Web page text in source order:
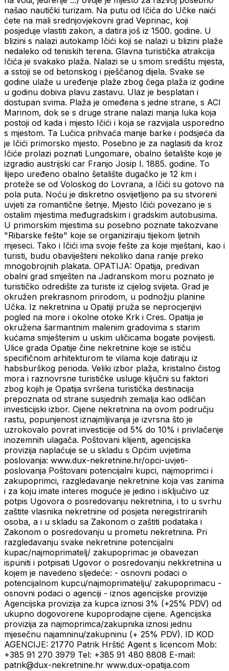
našao nautički turizam. Na putu od Ičića do Učke naići
ćete na mali srednjovjekovni grad Veprinac, koji
posjeduje vlastiti zakon, a datira još iz 1500. godine. U
blizini s nalazi autokamp Ičići koji se nalazi u blizini plaže
nedaleko od teniskih terena. Glavna turistička atrakcija
Ičića je svakako plaža. Nalazi se u smom središtu mjesta,
a sstoji se od betonskog i pješčanog dijela. Svake se
godine ulaže u uređenje plaže zbog čega plaža iz godine
u godinu dobiva plavu zastavu. Ulaz je besplatan i
dostupan svima. Plaža je omeđena s jedne strane, s ACI
Marinom, dok se s druge strane nalazi manja luka koja
postoji od kada i mjesto Ičići i koja se razvijala usporedno
s mjestom. Ta Lučica prihvaća manje barke i podsjeća da
je Ičići primorsko mjesto. Posebno je za naglasiti da kroz
Ičiće prolazi poznati Lungomare, obalno šetalište koje je
izgradio austrijski car Franjo Josip I. 1885. godine. To
lijepo uređeno obalno šetalište dugačko je 12 km i
proteže se od Voloskog do Lovrana, a Ičići su gotovo na
pola puta. Noću je diskretno osvijetljeno pa su stvoreni
uvjeti za romantične šetnje. Mjesto Ičići povezano je s
ostalim mjestima međugradskim i gradskim autobusima.
U primorskim mjestima su posebno poznate takozvane
"Ribarske fešte" koje se organiziraju tijekom ljetnih
mjeseci. Tako i Ičići ima svoje fešte za koje mještani, kao i
turisti, budu obaviješteni nekoliko dana ranije preko
mnogobrojnih plakata. OPATIJA: Opatija, predivan
obalni grad smješten na Jadranskom moru poznato je
turističko odredište za turiste iz cijelog svijeta. Grad je
okružen prekrasnom prirodom, u podnožju planine
Učka. Iz nekretnina u Opatiji pruža se neprocjenjivi
pogled na more i okolne otoke Krk i Cres. Opatija je
okružena šarmantnim malenim gradovima s starim
kućama smještenim u uskim uličicama bogate povijesti.
Ulice grada Opatije čine nekretnine koje se ističu
specifičnom arhitekturom te vilama koje datiraju iz
habsburškog perioda. Veliki izbor plaža, kristalno čistog
mora i raznovrsne turističke usluge ključni su faktori
zbog kojih je Opatija svršena turistička destinacija
prepoznata od strane susjednih zemalja kao odličan
investicijski izbor. Cijene nekretnina na ovom području
rastu, popunjenost iznajmljivanja je izvrsna što je
uzrokovalo povrat investicije od 5% do 10% i privlačenje
inozemnih ulagača. Poštovani klijenti, agencijska
provizija naplaćuje se u skladu s Općim uvjetima
poslovanja: www.dux-nekretnine.hr/opci-uvjeti-
poslovanja Poštovani potencijalni kupci, najmoprimci i
zakupoprimci, razgledavanje nekretnine koja vas zanima
i za koju imate interes moguće je jedino i isključivo uz
potpis Ugovora o posredovanju nekretnina, i to u svrhu
zaštite vlasnika nekretnine od posjeta neregistriranih
osoba, a i u skladu sa Zakonom o zaštiti podataka i
Zakonom o posredovanju u prometu nekretnina. Pri
razgledavanju svake nekretnine potencijalni
kupac/najmoprimatelj/ zakupoprimac je obavezan
ispuniti i potpisati Ugovor o posredovanju nekkretnina u
kojem je navedeno sljedeće: - osnovni podaci o
potencijalnom kupcu/najmoprimatelju/ zakupoprimacu -
osnovni podaci o agenciji - iznos agencijske provizije
Agencijska provizija za kupca iznosi 3% (+25% PDV) od
ukupno dogovorene kupoprodajne cijene. Agencijska
provizija za najmoprimca/zakupnika iznosi jednu
mjesečnu najamninu/zakupninu (+ 25% PDV). ID KOD
AGENCIJE: 21770 Patrik Hrštić Agent s licencom Mob:
+385 91 270 3979 Tel: +385 91 480 8808 E-mail:
patrik@dux-nekretnine.hr www.dux-opatija.com